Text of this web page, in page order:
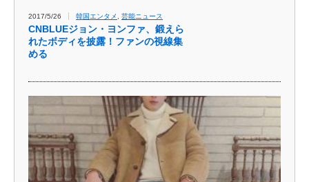
2017/5/26 韓国エンタメ 芸能ニュース
CNBLUEジョン・ヨンファ、鍛えら
れたボディを披露！ファンの視線集
める